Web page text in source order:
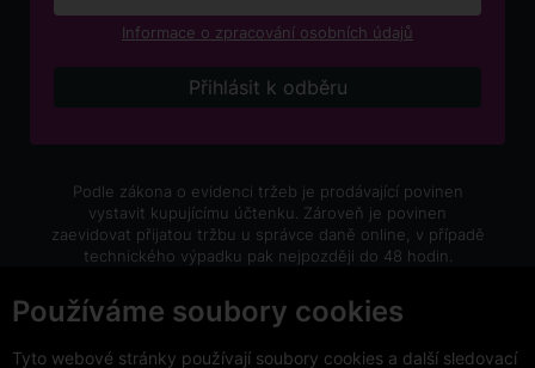
Používáme soubory cookies
Tyto webové stránky používají soubory cookies a další sledovací
Informace o zpracování osobních údajů
Podle zákona o evidenci tržeb je prodávající povinen
vystavit kupujícímu účtenku. Zároveň je povinen
zaevidovat přijatou tržbu u správce daně online, v případě
technického výpadku pak nejpozději do 48 hodin.
nápojů osobám mladším 18 let.